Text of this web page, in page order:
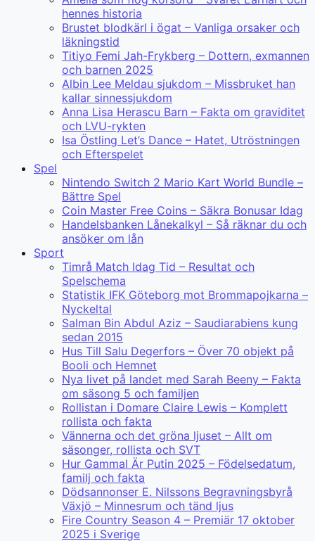
hennes historia
Brustet blodkärl i ögat – Vanliga orsaker och
läkningstid
Titiyo Femi Jah-Frykberg – Dottern, exmannen
och barnen 2025
Albin Lee Meldau sjukdom – Missbruket han
kallar sinnessjukdom
Anna Lisa Herascu Barn – Fakta om graviditet
och LVU-rykten
Isa Östling Let’s Dance – Hatet, Utröstningen
och Efterspelet
Spel
Nintendo Switch 2 Mario Kart World Bundle –
Bättre Spel
Coin Master Free Coins – Säkra Bonusar Idag
Handelsbanken Lånekalkyl – Så räknar du och
ansöker om lån
Sport
Timrå Match Idag Tid – Resultat och
Spelschema
Statistik IFK Göteborg mot Brommapojkarna –
Nyckeltal
Salman Bin Abdul Aziz – Saudiarabiens kung
sedan 2015
Hus Till Salu Degerfors – Över 70 objekt på
Booli och Hemnet
Nya livet på landet med Sarah Beeny – Fakta
om säsong 5 och familjen
Rollistan i Domare Claire Lewis – Komplett
rollista och fakta
Vännerna och det gröna ljuset – Allt om
säsonger, rollista och SVT
Hur Gammal Är Putin 2025 – Födelsedatum,
familj och fakta
Dödsannonser E. Nilssons Begravningsbyrå
Växjö – Minnesrum och tänd ljus
Fire Country Season 4 – Premiär 17 oktober
2025 i Sverige